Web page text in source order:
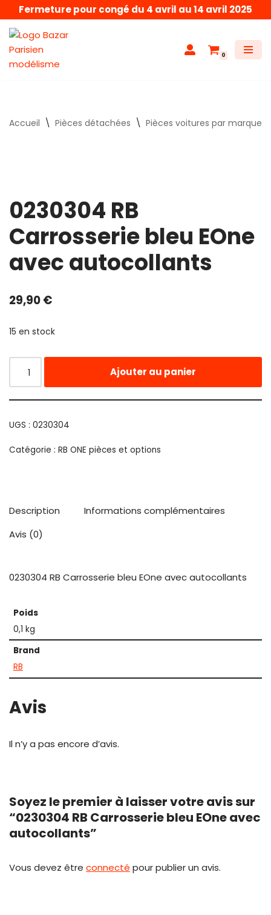
Aller
au
contenu
Fermeture pour congé du 4 avril au 14 avril 2025
0
Accueil \ Pièces détachées \ Pièces voitures par marque
0230304 RB
Carrosserie bleu EOne
avec autocollants
29,90€
15 en stock
Ajouter au panier
UGS : 0230304
Catégorie : RB ONE pièces et options
Description
Informations complémentaires
Avis (0)
0230304 RB Carrosserie bleu EOne avec autocollants
Poids
0,1 kg
Brand
RB
Avis
Il n’y a pas encore d’avis.
Soyez le premier à laisser votre avis sur
“0230304 RB Carrosserie bleu EOne avec
autocollants”
Vous devez être connecté pour publier un avis.